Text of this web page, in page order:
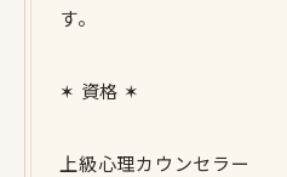
す。
✶ 資格 ✶
上級心理カウンセラー